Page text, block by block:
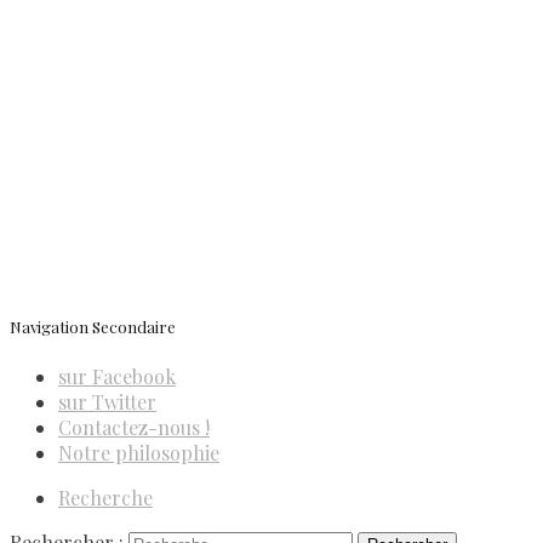
Navigation Secondaire
sur Facebook
sur Twitter
Contactez-nous !
Notre philosophie
Recherche